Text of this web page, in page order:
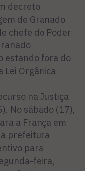
decreto
de Granado
chefe do Poder
estando fora do
Lei Orgânica
na Justiça
No sábado (17),
a França em
prefeitura
para
feira,